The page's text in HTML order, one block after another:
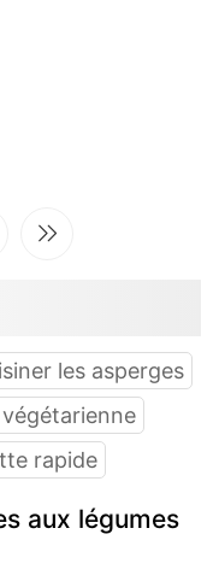
les asperges
rapide
aux légumes